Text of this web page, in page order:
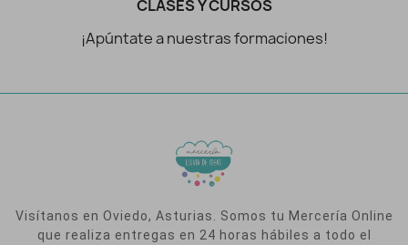
CLASES Y CURSOS
¡Apúntate a nuestras formaciones!
Visítanos en Oviedo, Asturias. Somos tu Mercería Online
que realiza entregas en 24 horas hábiles a todo el